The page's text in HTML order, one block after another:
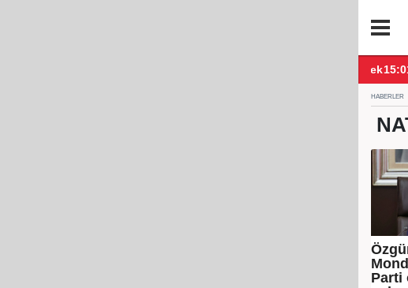
16:01 ┋ Türkiye, Suudi Arabistan ve Pakistan arasında 'Mekke15:01
HABERLER
Parti